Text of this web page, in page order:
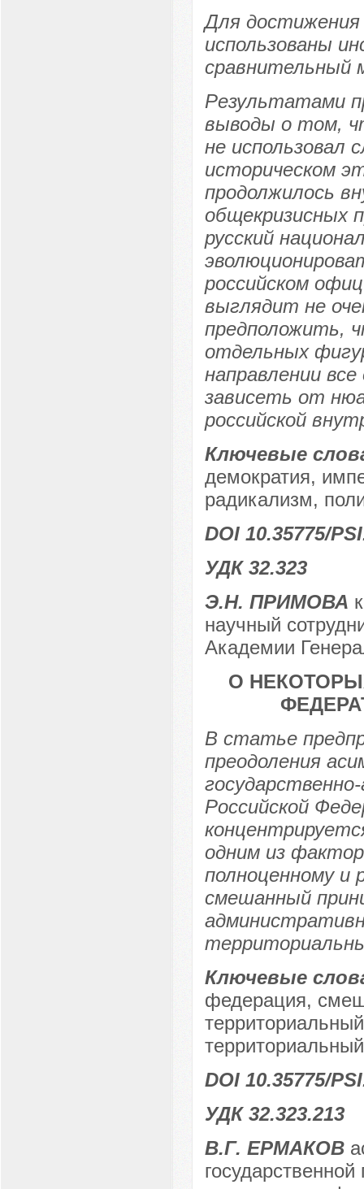
Для достижения
использованы
сравнительный
Результатами
выводы о том,
не использовал
историческом
продолжилось
общекризисных
русский
российском
выглядит не
предположить,
отдельных
направлении
зависеть от
российской
Ключевые
демократия,
радикализм,
DOI 10.35775/
УДК 32.323
Э.Н. ПРИМОВА
научный
Академии
О
В статье
преодоления
Российской
одним из
полноценному и
смешанный
Ключевые
федерация,
DOI 10.35775/
УДК 32.323.213
В.Г. ЕРМАКОВ